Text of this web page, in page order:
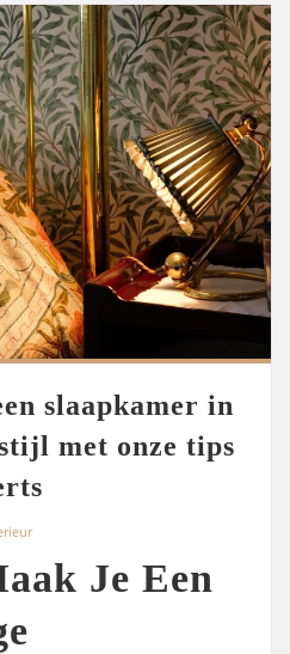
slaapkamer in
met onze tips
Je Een